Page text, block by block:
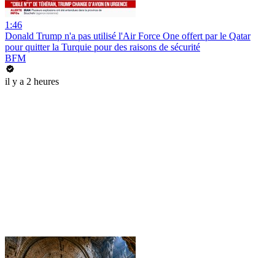
1:46
Donald Trump n'a pas utilisé l'Air Force One offert par le Qatar
pour quitter la Turquie pour des raisons de sécurité
BFM
il y a 2 heures